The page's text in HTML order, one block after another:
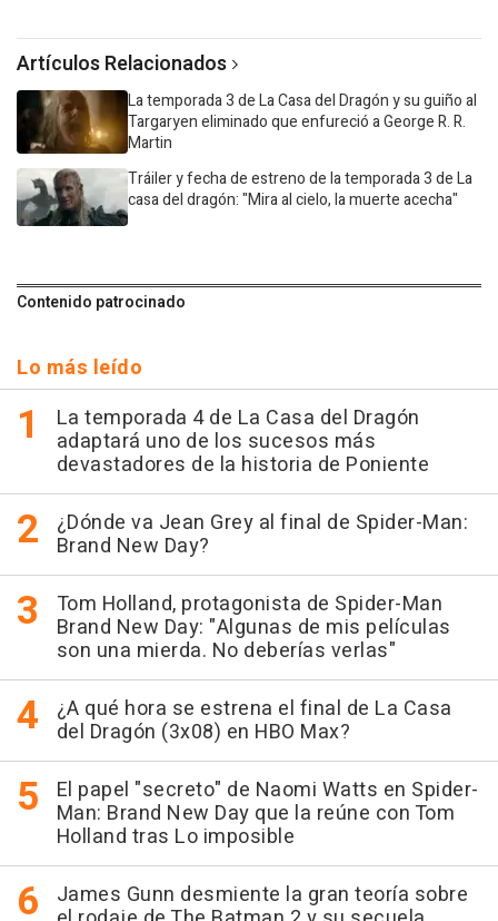
Artículos Relacionados
La temporada 3 de La Casa del Dragón y su guiño al
Targaryen eliminado que enfureció a George R. R.
Martin
Tráiler y fecha de estreno de la temporada 3 de La
casa del dragón: "Mira al cielo, la muerte acecha"
Contenido patrocinado
Lo más leído
La temporada 4 de La Casa del Dragón
adaptará uno de los sucesos más
devastadores de la historia de Poniente
¿Dónde va Jean Grey al final de Spider-Man:
Brand New Day?
Tom Holland, protagonista de Spider-Man
Brand New Day: "Algunas de mis películas
son una mierda. No deberías verlas"
¿A qué hora se estrena el final de La Casa
del Dragón (3x08) en HBO Max?
El papel "secreto" de Naomi Watts en Spider-
Man: Brand New Day que la reúne con Tom
Holland tras Lo imposible
James Gunn desmiente la gran teoría sobre